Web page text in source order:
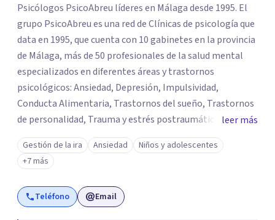
Psicólogos PsicoAbreu líderes en Málaga desde 1995. El
grupo PsicoAbreu es una red de Clínicas de psicología que
data en 1995, que cuenta con 10 gabinetes en la provincia
de Málaga, más de 50 profesionales de la salud mental
especializados en diferentes áreas y trastornos
psicológicos: Ansiedad, Depresión, Impulsividad,
Conducta Alimentaria, Trastornos del sueño, Trastornos
de personalidad, Trauma y estrés postraumático,
Psicología Infantil y juvenil, Terapias de pareja, Servicio
de Psicología Jurídica, Psiquiatría, Neuropsicología, y
mucho más. PsicoAbreu cuenta con un equipo de
profesionales formados en una gran variedad de técnicas
y orientaciones psicológicas: Terapia Cognitivo
leer más
Gestión de la ira Ansiedad
Niños y adolescentes
+7 más
Teléfono Email